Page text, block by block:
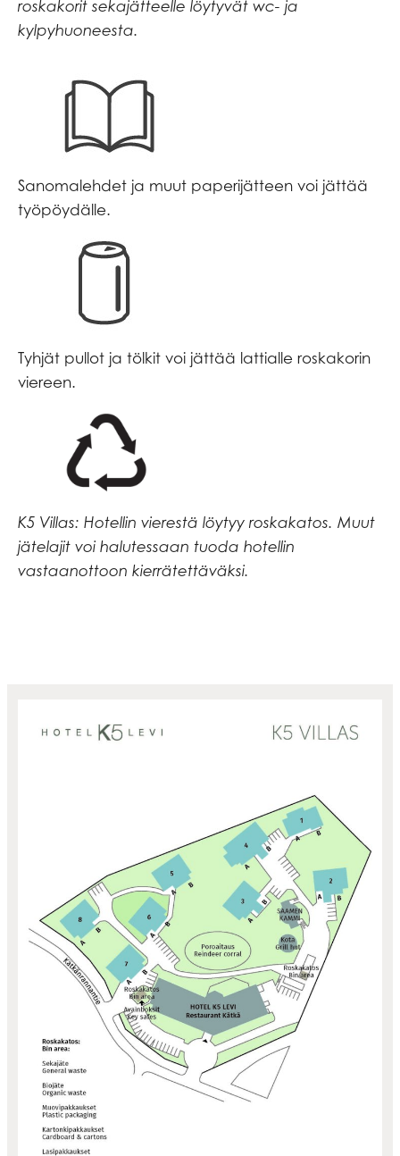
roskakorit sekajätteelle löytyvät wc- ja
kylpyhuoneesta.
Sanomalehdet ja muut paperijätteen voi jättää
työpöydälle.
Tyhjät pullot ja tölkit voi jättää lattialle roskakorin
viereen.
K5 Villas: Hotellin vierestä löytyy roskakatos. Muut
jätelajit voi halutessaan tuoda hotellin
vastaanottoon kierrätettäväksi.